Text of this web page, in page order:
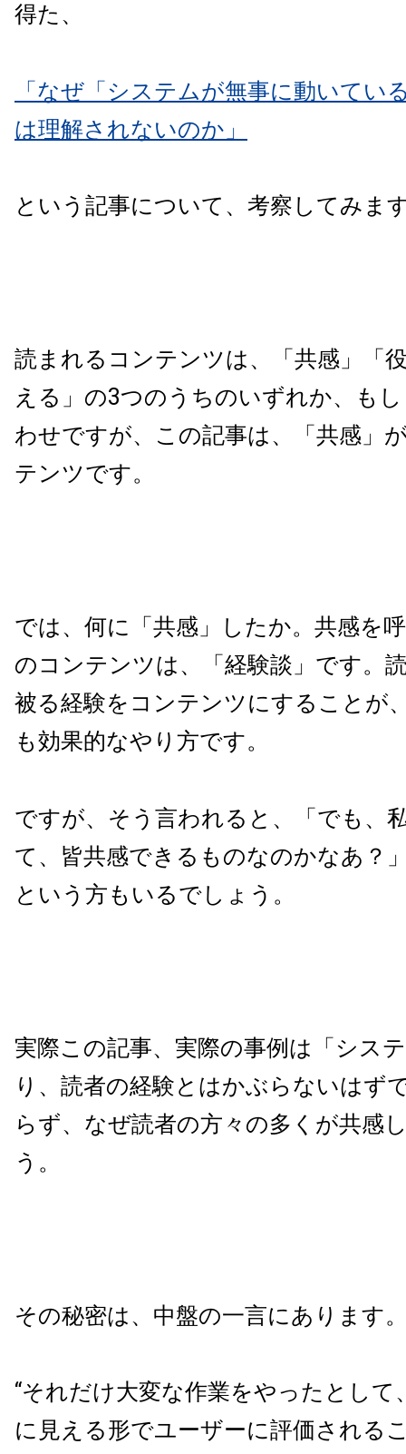
得た、
「なぜ「システムが無事に動いてい
は理解されないのか」
という記事について、考察してみま
読まれるコンテンツは、「共感」「
える」の3つのうちのいずれか、も
わせですが、この記事は、「共感」
テンツです。
では、何に「共感」したか。共感を
のコンテンツは、「経験談」です。
被る経験をコンテンツにすることが
も効果的なやり方です。
ですが、そう言われると、「でも、
て、皆共感できるものなのかなあ？
という方もいるでしょう。
実際この記事、実際の事例は「シス
り、読者の経験とはかぶらないはず
らず、なぜ読者の方々の多くが共感
う。
その秘密は、中盤の一言にあります
“それだけ大変な作業をやったとして
に見える形でユーザーに評価される